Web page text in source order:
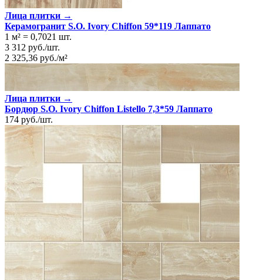
Лица плитки →
Керамогранит S.O. Ivory Chiffon 59*119 Лаппато
1 м² = 0,7021 шт.
3 312 руб./шт.
2 325,36 руб./м²
Лица плитки →
Бордюр S.O. Ivory Chiffon Listello 7,3*59 Лаппато
174 руб./шт.